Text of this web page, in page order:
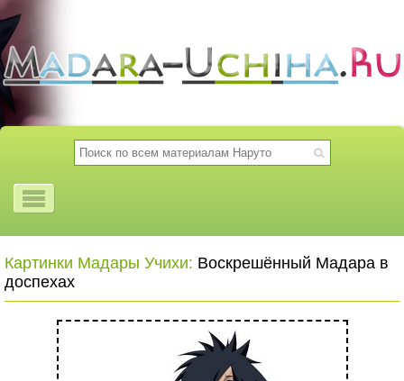
Картинки Мадары Учихи: Воскрешённый Мадара в
доспехах